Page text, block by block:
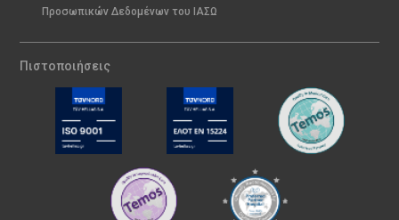
Προσωπικών Δεδομένων του ΙΑΣΩ
Πιστοποιήσεις